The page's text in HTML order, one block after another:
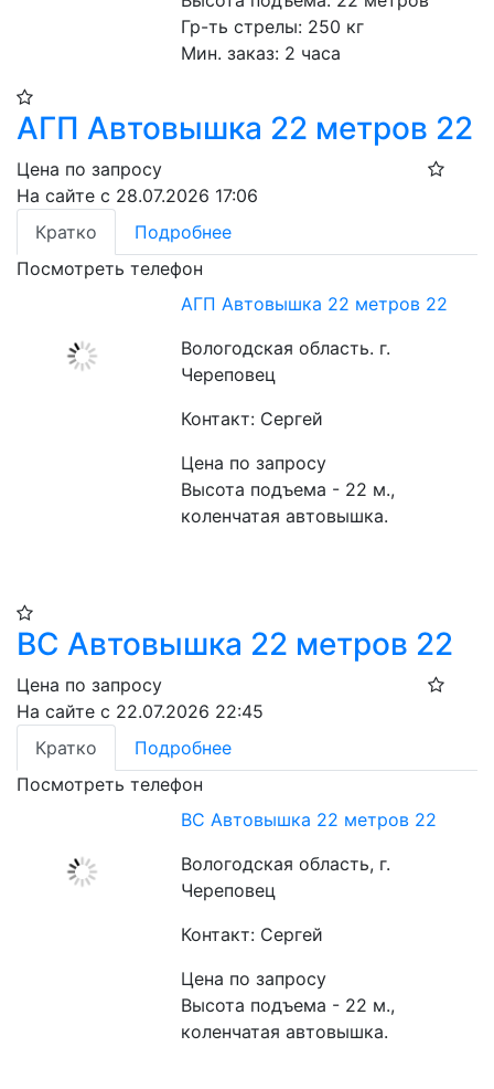
Гр-ть стрелы: 250 кг
Мин. заказ: 2 часа
АГП Автовышка 22 метров 22
Цена по запросу
На сайте с 28.07.2026 17:06
Кратко
Подробнее
Посмотреть телефон
АГП Автовышка 22 метров 22
Вологодская область. г.
Череповец
Контакт: Сергей
Цена по запросу
Высота подъема - 22 м.,
коленчатая автовышка.
ВС Автовышка 22 метров 22
Цена по запросу
На сайте с 22.07.2026 22:45
Кратко
Подробнее
Посмотреть телефон
ВС Автовышка 22 метров 22
Вологодская область, г.
Череповец
Контакт: Сергей
Цена по запросу
Высота подъема - 22 м.,
коленчатая автовышка.